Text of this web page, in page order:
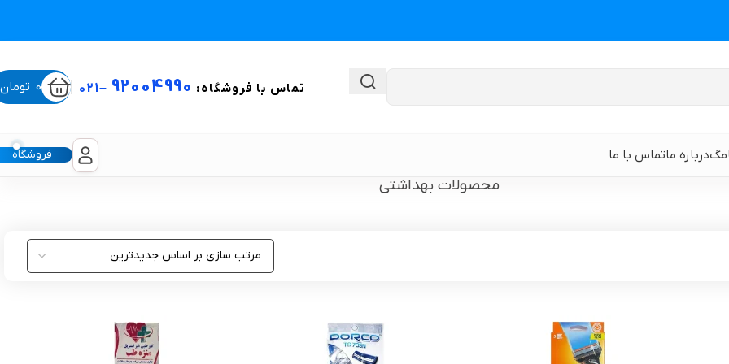
تماس با فروشگاه: 92004990
–
021
0 تومان
گن لیپوماتیک بازو ( براکیوپلاستی )
درباره ماتماس با ما فروشگاه
محصولات بهداشتی